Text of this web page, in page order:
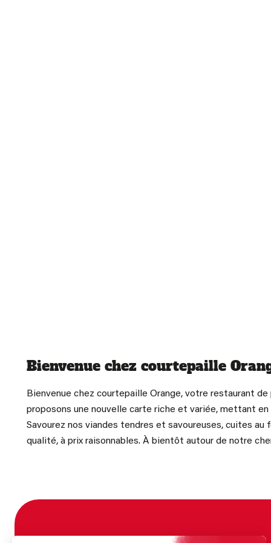
Bienvenue chez courtepaille
Bienvenue chez courtepaille Orange, votre restaurant
proposons une nouvelle carte riche et variée, mettant
Savourez nos viandes tendres et savoureuses, cuites
qualité, à prix raisonnables. À bientôt autour de notre